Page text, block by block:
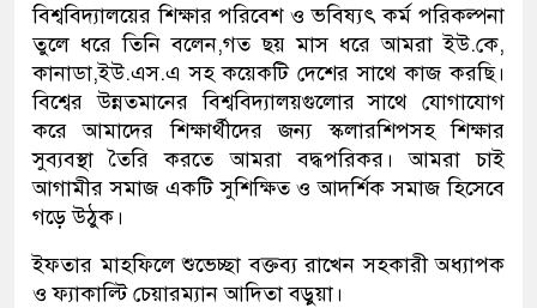
বিশ্ববিদ্যালয়ের শিক্ষার পরিবেশ ও ভবিষ্যৎ কর্ম পরিকল্পনা
তুলে ধরে তিনি বলেন,গত ছয় মাস ধরে আমরা ইউ.কে,
কানাডা,ইউ.এস.এ সহ কয়েকটি দেশের সাথে কাজ করছি।
বিশ্বের উন্নতমানের বিশ্ববিদ্যালয়গুলোর সাথে যোগাযোগ
করে আমাদের শিক্ষার্থীদের জন্য স্কলারশিপসহ শিক্ষার
সুব্যবস্থা তৈরি করতে আমরা বদ্ধপরিকর। আমরা চাই
আগামীর সমাজ একটি সুশিক্ষিত ও আদর্শিক সমাজ হিসেবে
গড়ে উঠুক।
ইফতার মাহফিলে শুভেচ্ছা বক্তব্য রাখেন সহকারী অধ্যাপক
ও ফ্যাকাল্টি চেয়ারম্যান আদিতা বড়ুয়া।